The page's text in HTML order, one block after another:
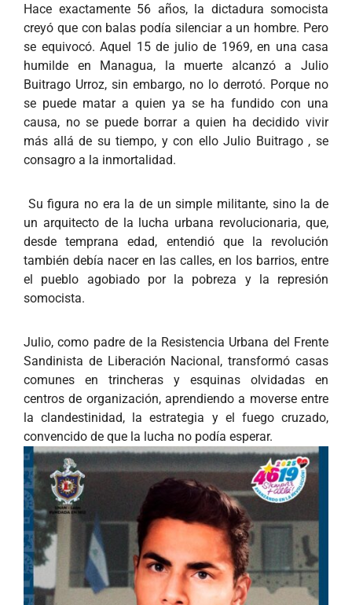
Hace exactamente 56 años, la dictadura somocista
creyó que con balas podía silenciar a un hombre. Pero
se equivocó. Aquel 15 de julio de 1969, en una casa
humilde en Managua, la muerte alcanzó a Julio
Buitrago Urroz, sin embargo, no lo derrotó. Porque no
se puede matar a quien ya se ha fundido con una
causa, no se puede borrar a quien ha decidido vivir
más allá de su tiempo, y con ello Julio Buitrago , se
consagro a la inmortalidad.
Su figura no era la de un simple militante, sino la de
un arquitecto de la lucha urbana revolucionaria, que,
desde temprana edad, entendió que la revolución
también debía nacer en las calles, en los barrios, entre
el pueblo agobiado por la pobreza y la represión
somocista.
Julio, como padre de la Resistencia Urbana del Frente
Sandinista de Liberación Nacional, transformó casas
comunes en trincheras y esquinas olvidadas en
centros de organización, aprendiendo a moverse entre
la clandestinidad, la estrategia y el fuego cruzado,
convencido de que la lucha no podía esperar.